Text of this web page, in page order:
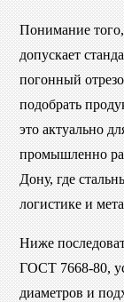
Понимание того,
допускает
погонный
подобрать
это актуально
промышленно
Дону, где
логистике и
Ниже
ГОСТ 7668-80,
диаметров и